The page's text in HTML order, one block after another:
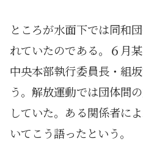
ところが水面下では同和
れていたのである。６月
中央本部執行委員長・組
う。解放運動では団体間
していた。ある関係者に
いてこう語ったという。